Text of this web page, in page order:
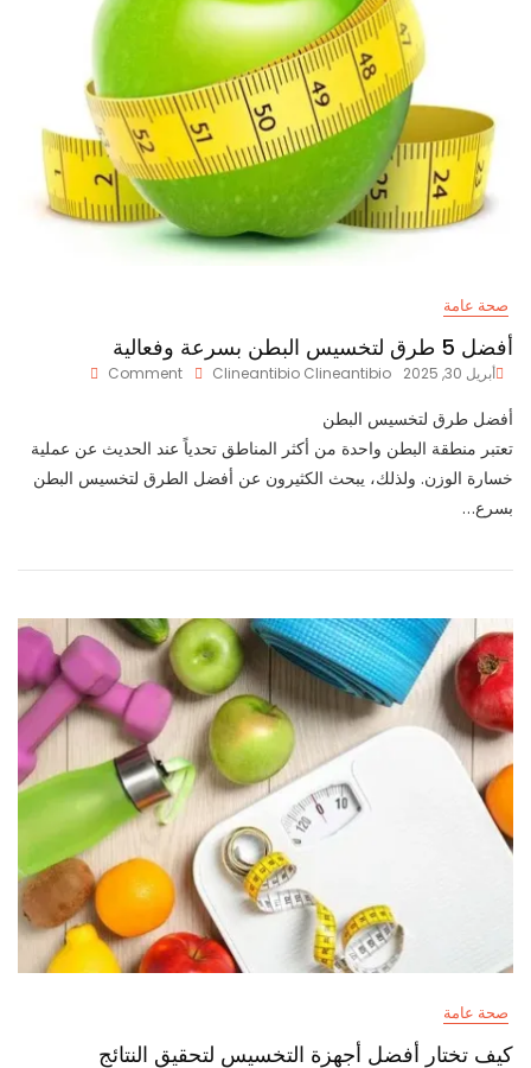
صحة عامة
أفضل 5 طرق لتخسيس البطن بسرعة وفعالية
أبريل 30, 2025 Clineantibio Clineantibio
Comment
لتخسيس
البطن
أفضل طرق لتخسيس البطن
تعتبر منطقة البطن واحدة من أكثر المناطق تحدياً عند الحديث عن عملية
خسارة الوزن. ولذلك، يبحث الكثيرون عن أفضل الطرق لتخسيس البطن
بسرع…
صحة عامة
كيف تختار أفضل أجهزة التخسيس لتحقيق النتائج